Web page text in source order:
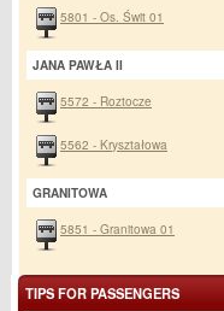
5801 - Os. Świt 01
JANA PAWŁA II
5572 - Roztocze
5562 - Kryształowa
GRANITOWA
5851 - Granitowa 01
TIPS FOR PASSENGERS